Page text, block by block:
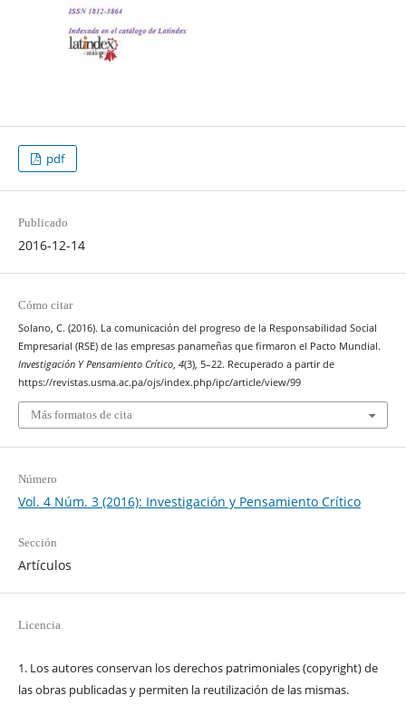
pdf
Publicado
2016-12-14
Cómo citar
Solano, C. (2016). La comunicación del progreso de la Responsabilidad Social
Empresarial (RSE) de las empresas panameñas que firmaron el Pacto Mundial.
Investigación Y Pensamiento Crítico, 4(3), 5–22. Recuperado a partir de
https://revistas.usma.ac.pa/ojs/index.php/ipc/article/view/99
Más formatos de cita
Número
Vol. 4 Núm. 3 (2016): Investigación y Pensamiento Crítico
Sección
Artículos
Licencia
1. Los autores conservan los derechos patrimoniales (copyright) de
las obras publicadas y permiten la reutilización de las mismas.